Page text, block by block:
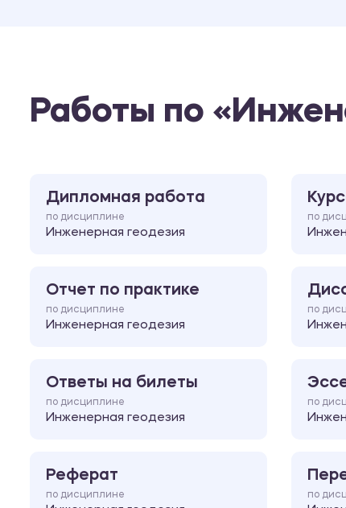
Работы по
Дипломная работа
по дисциплине
Инженерная геодезия
по
Отчет по практике
по дисциплине
Инженерная геодезия
по
Ответы на билеты
по дисциплине
Инженерная геодезия
по
Реферат
по дисциплине по